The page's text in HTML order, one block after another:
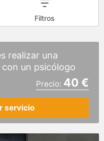
Filtros
realizar una
con un psicólogo
Precio: 40 €
servicio